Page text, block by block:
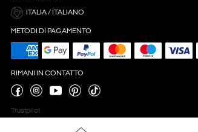
ITALIA / ITALIANO
METODI DI PAGAMENTO
RIMANI IN CONTATTO
Trustpilot